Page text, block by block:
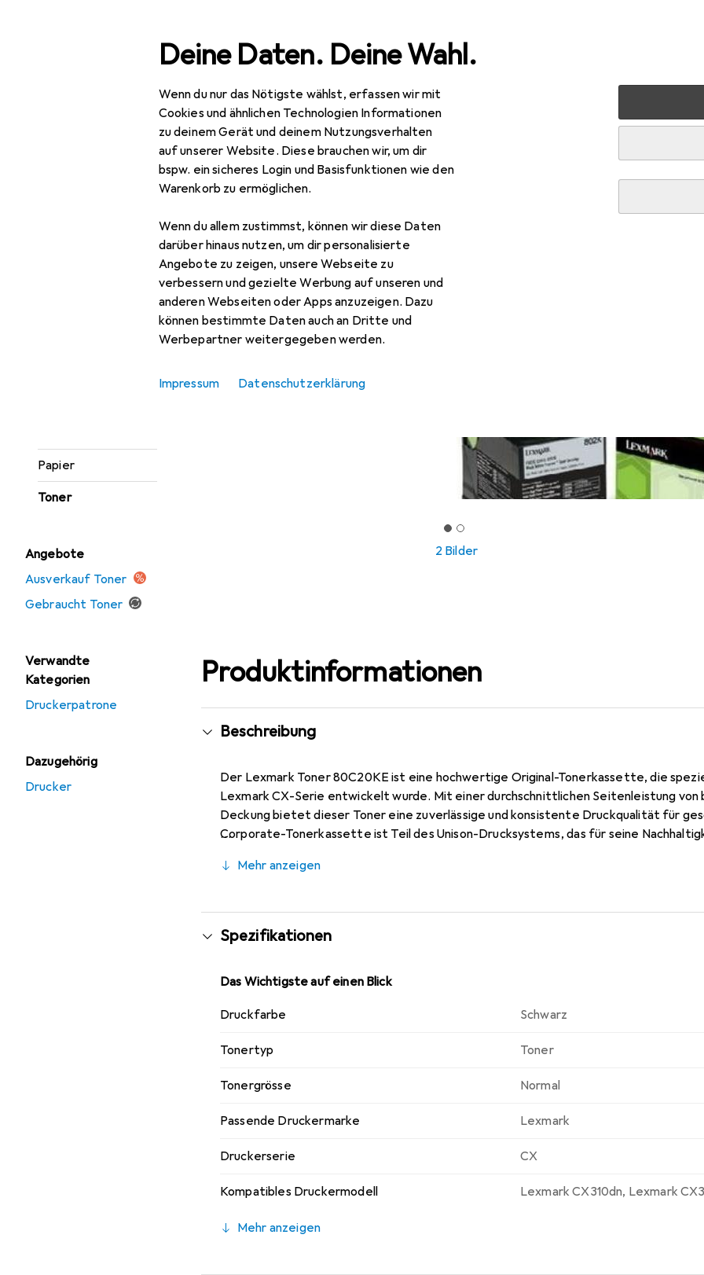
Deine Daten. Deine Wahl.
Wenn du nur das Nötigste wählst, erfassen wir mit
Cookies und ähnlichen Technologien Informationen
zu deinem Gerät und deinem Nutzungsverhalten
auf unserer Website. Diese brauchen wir, um dir
bspw. ein sicheres Login und Basisfunktionen wie den
Warenkorb zu ermöglichen.
Wenn du allem zustimmst, können wir diese Daten
darüber hinaus nutzen, um dir personalisierte
Angebote zu zeigen, unsere Webseite zu
verbessern und gezielte Werbung auf unseren und
anderen Webseiten oder Apps anzuzeigen. Dazu
können bestimmte Daten auch an Dritte und
Werbepartner weitergegeben werden.
Impressum Datenschutzerklärung
Navigation nach Kategorien
Papier
Toner
Angebote
Ausverkauf Toner
Gebraucht Toner
Verwandte
Kategorien
Druckerpatrone
Dazugehörig
Drucker
Gesamtsortiment Büro + Schreibwaren
2 Bilder
Produktinformationen
Beschreibung
Der Lexmark Toner 80C20KE ist eine hochwertige Original-Tonerkassette, die
Lexmark CX-Serie entwickelt wurde. Mit einer durchschnittlichen Seitenleistung von
Deckung bietet dieser Toner eine zuverlässige und konsistente Druckqualität für
Corporate-Tonerkassette ist Teil des Unison-Drucksystems, das für seine
die lokale Produktion unterstützt. Die Lexmark 80C20KE ist eine umweltbewusste
die Wert auf Qualität und Nachhaltigkeit legen und gleichzeitig ihre Druckkosten im
Mehr anzeigen
Spezifikationen
Das Wichtigste auf einen Blick
Druckfarbe Schwarz
Tonertyp Toner
Tonergrösse Normal
Passende Druckermarke Lexmark
Druckerserie CX
Kompatibles Druckermodell Lexmark CX310dn, Lexmark
Mehr anzeigen